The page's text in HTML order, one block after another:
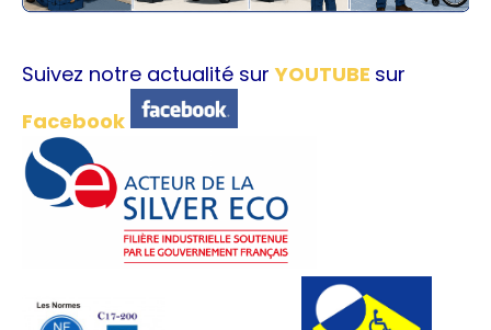
Suivez notre actualité sur YOUTUBE sur
Facebook